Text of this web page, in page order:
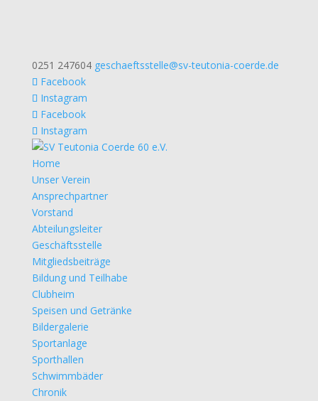
0251 247604 geschaeftsstelle@sv-teutonia-coerde.de
Facebook
Instagram
Facebook
Instagram
Home
Unser Verein
Ansprechpartner
Vorstand
Abteilungsleiter
Geschäftsstelle
Mitgliedsbeiträge
Bildung und Teilhabe
Clubheim
Speisen und Getränke
Bildergalerie
Sportanlage
Sporthallen
Schwimmbäder
Chronik